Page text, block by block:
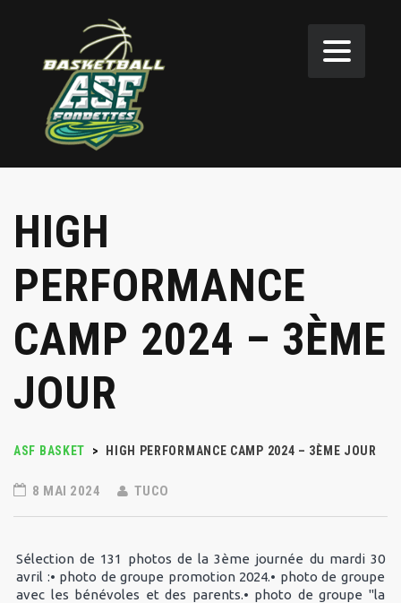
HIGH
PERFORMANCE
CAMP 2024 – 3ÈME
JOUR
ASF BASKET > HIGH PERFORMANCE CAMP 2024 – 3ÈME JOUR
8 MAI 2024 TUCO
Sélection de 131 photos de la 3ème journée du mardi 30
avril :•⁠ ⁠photo de groupe promotion 2024.•⁠ ⁠photo de groupe
avec les bénévoles et des parents.•⁠ ⁠photo de groupe "la